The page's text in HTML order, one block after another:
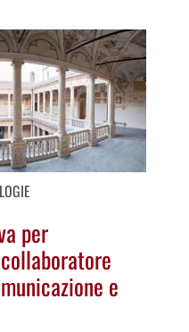
per
e